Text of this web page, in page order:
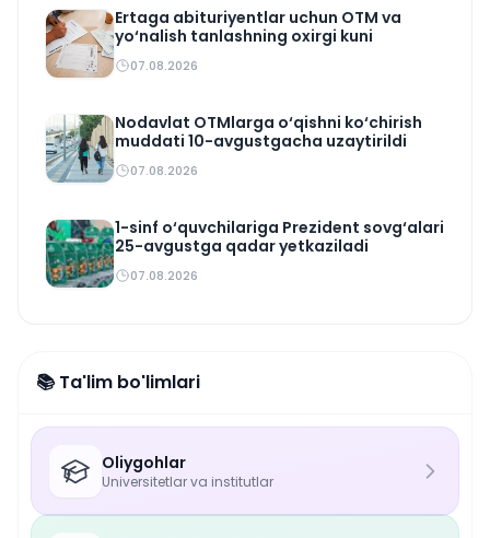
Ertaga abituriyentlar uchun OTM va
yo‘nalish tanlashning oxirgi kuni
07.08.2026
Nodavlat OTMlarga o‘qishni ko‘chirish
muddati 10-avgustgacha uzaytirildi
07.08.2026
1-sinf o‘quvchilariga Prezident sovg‘alari
25-avgustga qadar yetkaziladi
07.08.2026
📚 Ta'lim bo'limlari
Oliygohlar
Universitetlar va institutlar